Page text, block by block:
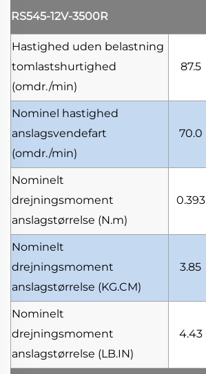
RS545-12V-3500R
Hastighed uden belastning
tomlastshurtighed
(omdr./min)
87.5
Nominel hastighed
anslagsvendefart
(omdr./min)
70.0
Nominelt
drejningsmoment
anslagstørrelse (N.m)
0.393
Nominelt
drejningsmoment
anslagstørrelse (KG.CM)
3.85
Nominelt
drejningsmoment
anslagstørrelse (LB.IN)
4.43